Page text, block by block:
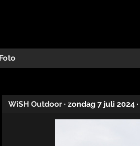
Foto
WiSH Outdoor · zondag 7 juli 2024 ·